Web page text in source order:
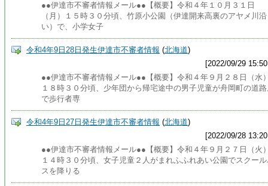
●●伊達市不審者情報メール●●【概要】令和４年１０月３１日
（月）１５時３０分頃、竹原小公園（伊達開来高裏のアヤメ川沿
い）で、小学女子
令和4年9日28日発生伊達市不審者情報 (北海道)
[2022/09/29
●●伊達市不審者情報メール●●【概要】令和４年９月２８日（水
１８時３０分頃、少年団から帰宅途中の男子児童が舟岡町の道
で歩行者専
令和4年9日27日発生伊達市不審者情報 (北海道)
[2022/09/28
●●伊達市不審者情報メール●●【概要】令和４年９月２７日（火
１４時３０分頃、女子児童２人がまれふふれあい公園でスクー
スを降りる